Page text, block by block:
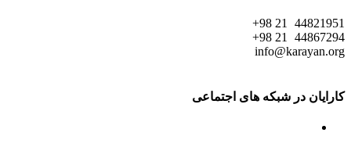
44821951 21 98+
44867294 21 98+
info@karayan.org
کارایان در شبکه های اجتماعی